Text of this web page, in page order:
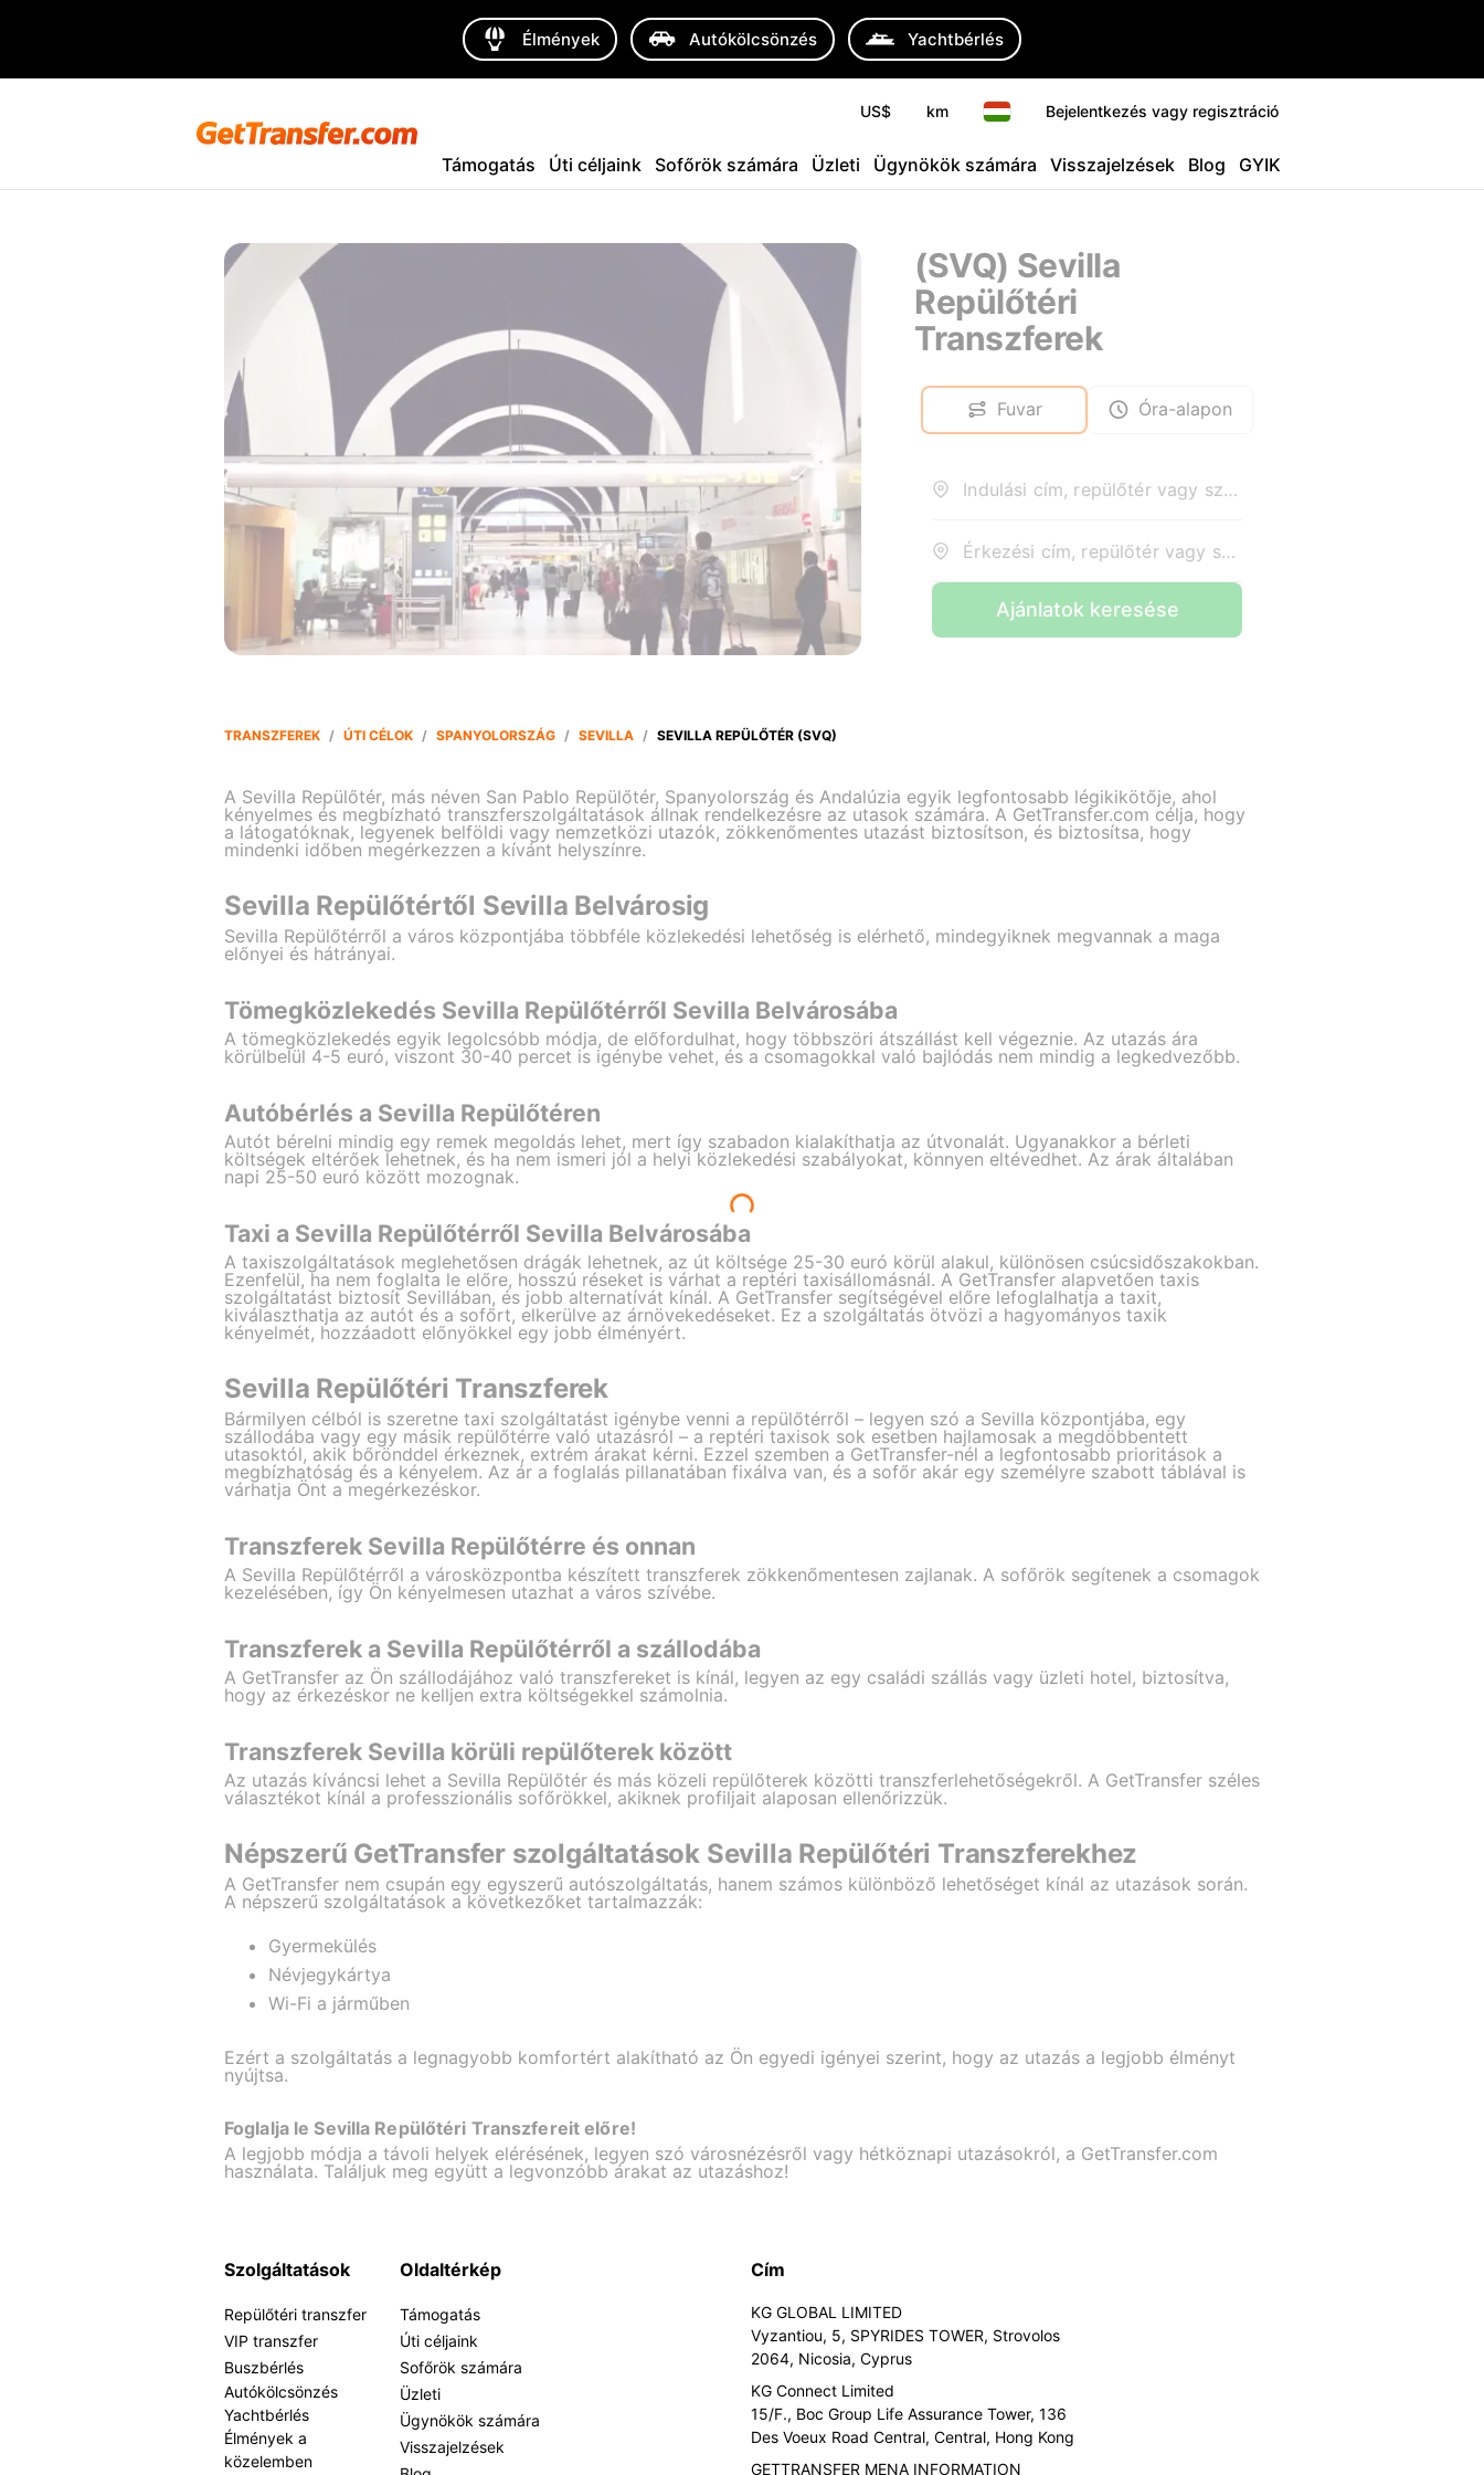
Élmények Autókölcsönzés Yachtbérlés
US$ km Bejelentkezés vagy regisztráció
Támogatás Úti céljaink Sofőrök számára Üzleti Ügynökök számára Visszajelzések Blog GYIK
(SVQ) Sevilla
Repülőtéri
Transzferek
Fuvar Óra-alapon
Indulási cím, repülőtér vagy szálloda
Érkezési cím, repülőtér vagy szálloda
Ajánlatok keresése
TRANSZFEREK / ÚTI CÉLOK / SPANYOLORSZÁG / SEVILLA / SEVILLA REPÜLŐTÉR (SVQ)
A Sevilla Repülőtér, más néven San Pablo Repülőtér, Spanyolország és Andalúzia egyik legfontosabb légikikötője, ahol
kényelmes és megbízható transzferszolgáltatások állnak rendelkezésre az utasok számára. A GetTransfer.com célja, hogy
a látogatóknak, legyenek belföldi vagy nemzetközi utazók, zökkenőmentes utazást biztosítson, és biztosítsa, hogy
mindenki időben megérkezzen a kívánt helyszínre.
Sevilla Repülőtértől Sevilla Belvárosig
Sevilla Repülőtérről a város központjába többféle közlekedési lehetőség is elérhető, mindegyiknek megvannak a maga
előnyei és hátrányai.
Tömegközlekedés Sevilla Repülőtérről Sevilla Belvárosába
A tömegközlekedés egyik legolcsóbb módja, de előfordulhat, hogy többszöri átszállást kell végeznie. Az utazás ára
körülbelül 4-5 euró, viszont 30-40 percet is igénybe vehet, és a csomagokkal való bajlódás nem mindig a legkedvezőbb.
Autóbérlés a Sevilla Repülőtéren
Autót bérelni mindig egy remek megoldás lehet, mert így szabadon kialakíthatja az útvonalát. Ugyanakkor a bérleti
költségek eltérőek lehetnek, és ha nem ismeri jól a helyi közlekedési szabályokat, könnyen eltévedhet. Az árak általában
napi 25-50 euró között mozognak.
Taxi a Sevilla Repülőtérről Sevilla Belvárosába
A taxiszolgáltatások meglehetősen drágák lehetnek, az út költsége 25-30 euró körül alakul, különösen csúcsidőszakokban.
Ezenfelül, ha nem foglalta le előre, hosszú réseket is várhat a reptéri taxisállomásnál. A GetTransfer alapvetően taxis
szolgáltatást biztosít Sevillában, és jobb alternatívát kínál. A GetTransfer segítségével előre lefoglalhatja a taxit,
kiválaszthatja az autót és a sofőrt, elkerülve az árnövekedéseket. Ez a szolgáltatás ötvözi a hagyományos taxik
kényelmét, hozzáadott előnyökkel egy jobb élményért.
Sevilla Repülőtéri Transzferek
Bármilyen célból is szeretne taxi szolgáltatást igénybe venni a repülőtérről – legyen szó a Sevilla központjába, egy
szállodába vagy egy másik repülőtérre való utazásról – a reptéri taxisok sok esetben hajlamosak a megdöbbentett
utasoktól, akik bőrönddel érkeznek, extrém árakat kérni. Ezzel szemben a GetTransfer-nél a legfontosabb prioritások a
megbízhatóság és a kényelem. Az ár a foglalás pillanatában fixálva van, és a sofőr akár egy személyre szabott táblával is
várhatja Önt a megérkezéskor.
Transzferek Sevilla Repülőtérre és onnan
A Sevilla Repülőtérről a városközpontba készített transzferek zökkenőmentesen zajlanak. A sofőrök segítenek a csomagok
kezelésében, így Ön kényelmesen utazhat a város szívébe.
Transzferek a Sevilla Repülőtérről a szállodába
A GetTransfer az Ön szállodájához való transzfereket is kínál, legyen az egy családi szállás vagy üzleti hotel, biztosítva,
hogy az érkezéskor ne kelljen extra költségekkel számolnia.
Transzferek Sevilla körüli repülőterek között
Az utazás kíváncsi lehet a Sevilla Repülőtér és más közeli repülőterek közötti transzferlehetőségekről. A GetTransfer széles
választékot kínál a professzionális sofőrökkel, akiknek profiljait alaposan ellenőrizzük.
Népszerű GetTransfer szolgáltatások Sevilla Repülőtéri Transzferekhez
A GetTransfer nem csupán egy egyszerű autószolgáltatás, hanem számos különböző lehetőséget kínál az utazások során.
A népszerű szolgáltatások a következőket tartalmazzák:
Gyermekülés
Névjegykártya
Wi-Fi a járműben
Ezért a szolgáltatás a legnagyobb komfortért alakítható az Ön egyedi igényei szerint, hogy az utazás a legjobb élményt
nyújtsa.
Foglalja le Sevilla Repülőtéri Transzfereit előre!
A legjobb módja a távoli helyek elérésének, legyen szó városnézésről vagy hétköznapi utazásokról, a GetTransfer.com
használata. Találjuk meg együtt a legvonzóbb árakat az utazáshoz!
Szolgáltatások
Repülőtéri transzfer
VIP transzfer
Buszbérlés
Autókölcsönzés
Yachtbérlés
Élmények a
közelemben
Oldaltérkép
Támogatás
Úti céljaink
Sofőrök számára
Üzleti
Ügynökök számára
Visszajelzések
Cím
KG GLOBAL LIMITED
Vyzantiou, 5, SPYRIDES TOWER, Strovolos
2064, Nicosia, Cyprus
KG Connect Limited
15/F., Boc Group Life Assurance Tower, 136
Des Voeux Road Central, Central, Hong Kong
GETTRANSFER MENA INFORMATION